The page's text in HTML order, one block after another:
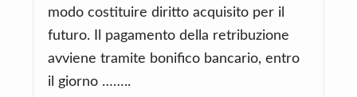
modo costituire diritto acquisito per il
futuro. Il pagamento della retribuzione
avviene tramite bonifico bancario, entro
il giorno ……..